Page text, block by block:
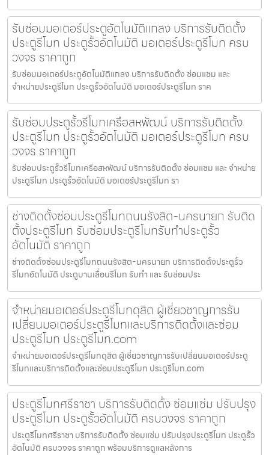
รับซ่อมมอเตอร์ประตูอัตโนมัติแกลง บริการรับติดตั้ง
ประตูรีโมท ประตูรั้วอัตโนมัติ มอเตอร์ประตูรีโมท ครบ
วงจร ราคาถูก
รับซ่อมมอเตอร์ประตูอัตโนมัติแกลง บริการรับติดตั้ง ซ่อมแซม และ
จำหน่ายประตูรีโมท ประตูรั้วอัตโนมัติ มอเตอร์ประตูรีโมท ราค
รับซ่อมประตูรั้วรีโมทเครือสหพัฒน์ บริการรับติดตั้ง
ประตูรีโมท ประตูรั้วอัตโนมัติ มอเตอร์ประตูรีโมท ครบ
วงจร ราคาถูก
รับซ่อมประตูรั้วรีโมทเครือสหพัฒน์ บริการรับติดตั้ง ซ่อมแซม และ จำหน่าย
ประตูรีโมท ประตูรั้วอัตโนมัติ มอเตอร์ประตูรีโมท รา
ช่างติดตั้งซ่อมประตูรีโมทถนนรังสิต-นครนายก รับติด
ตั้งประตูรีโมท รับซ่อมประตูรีโมทรับทำประตูรั้ว
อัตโนมัติ ราคาถูก
ช่างติดตั้งซ่อมประตูรีโมทถนนรังสิต-นครนายก บริการติดตั้งประตูรั้ว
รีโมทอัตโนมัติ ประตูบานเลื่อนรีโมท รับทำ และ รับซ่อมประ
จำหน่ายมอเตอร์ประตูรีโมทดุสิต ผู้เชี่ยวชาญการรับ
เปลี่ยนมอเตอร์ประตูรีโมทและบริการติดตั้งและซ่อม
ประตูรีโมท ประตูรีโมท.com
จำหน่ายมอเตอร์ประตูรีโมทดุสิต ผู้เชี่ยวชาญการรับเปลี่ยนมอเตอร์ประตู
รีโมทและบริการติดตั้งและซ่อมประตูรีโมท ประตูรีโมท.com
ประตูรีโมทศรีราชา บริการรับติดตั้ง ซ่อมแซ่ม ปรับปรุง
ประตูรีโมท ประตูรั้วอัตโนมัติ ครบวงจร ราคาถูก
ประตูรีโมทศรีราชา บริการรับติดตั้ง ซ่อมแซ่ม ปรับปรุงประตูรีโมท ประตูรั้ว
อัตโนมัติ ครบวงจร ราคาถูก พร้อมบริการดูแลหลังการ